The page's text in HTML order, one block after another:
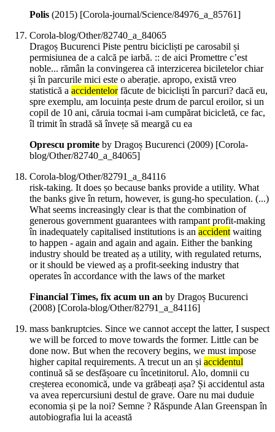
Polis (2015) [Corola-journal/Science/84976_a_85761]
Corola-blog/Other/82740_a_84065
Dragoș Bucurenci Piste pentru bicicliști pe carosabil și
permisiunea de a calcă pe iarbă. :: de aici Promettre c’est
noble... rămân la convingerea că interzicerea biciletelor chiar
și în parcurile mici este o aberație. apropo, există vreo
statistică a accidentelorfăcute de bicicliști în parcuri? dacă eu,
spre exemplu, am locuința peste drum de parcul eroilor, si un
copil de 10 ani, căruia tocmai i-am cumpărat bicicletă, ce fac,
îl trimit în stradă să învețe să meargă cu ea
Oprescu promite by Dragoș Bucurenci (2009) [Corola-
blog/Other/82740_a_84065]
Corola-blog/Other/82791_a_84116
risk-taking. It does șo because banks provide a utility. What
the banks give în return, however, is gung-ho speculation. (...)
What seems increasingly clear is that the combination of
generous government guarantees with rampant profit-making
în inadequately capitalised institutions is an accidentwaiting
to happen - again and again and again. Either the banking
industry should be treated aș a utility, with regulated returns,
or it should be viewed aș a profit-seeking industry that
operates în accordance with the laws of the market
Financial Times, fix acum un an by Dragoș Bucurenci
(2008) [Corola-blog/Other/82791_a_84116]
mass bankruptcies. Since we cannot accept the latter, I suspect
we will be forced to move towards the former. Little can be
done now. But when the recovery begins, we must impose
higher capital requirements. A trecut un an și accidentul
continuă să se desfășoare cu încetinitorul. Alo, domnii cu
creșterea economică, unde va grăbeați așa? Și accidentul asta
va avea repercursiuni destul de grave. Oare nu mai duduie
economia și pe la noi? Semne ? Răspunde Alan Greenspan în
autobiografia lui la această